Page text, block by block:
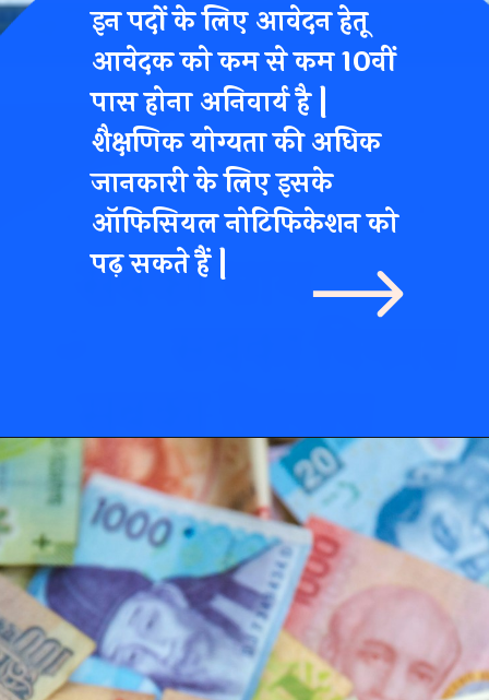
इन पदों के लिए आवेदन हेतू
आवेदक को कम से कम 10वीं
पास होना अनिवार्य है |
शैक्षणिक योग्यता की अधिक
जानकारी के लिए इसके
ऑफिसियल नोटिफिकेशन को
पढ़ सकते हैं |